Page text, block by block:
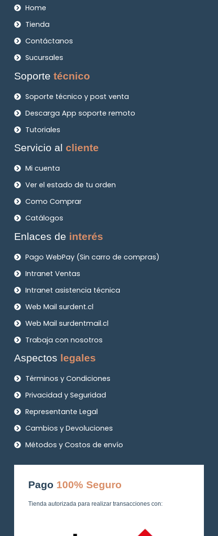
Home
Tienda
Contáctanos
Sucursales
Soportetécnico
Soporte técnico y post venta
Descarga App soporte remoto
Tutoriales
Servicio alcliente
Mi cuenta
Ver el estado de tu orden
Como Comprar
Catálogos
Enlaces de interés
Pago WebPay (Sin carro de compras)
Intranet Ventas
Intranet asistencia técnica
Web Mail surdent.cl
Web Mail surdentmail.cl
Trabaja con nosotros
Aspectos legales
Términos y Condiciones
Privacidad y Seguridad
Representante Legal
Cambios y Devoluciones
Métodos y Costos de envío
Pago 100% Seguro
Tienda autorizada para realizar transacciones con: